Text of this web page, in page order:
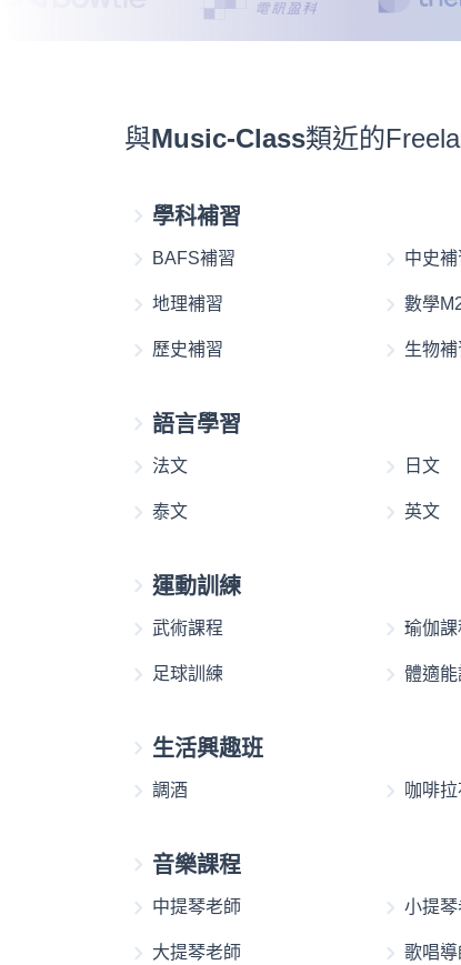
與Music-Class類近的
學科補習
BAFS補習 中史補
地理補習 數學
歷史補習 生物補
語言學習
法文 日文
泰文 英文
運動訓練
武術課程 瑜伽課
足球訓練 體適
生活興趣班
調酒 咖啡
音樂課程
中提琴老師 小提琴
大提琴老師 歌唱導